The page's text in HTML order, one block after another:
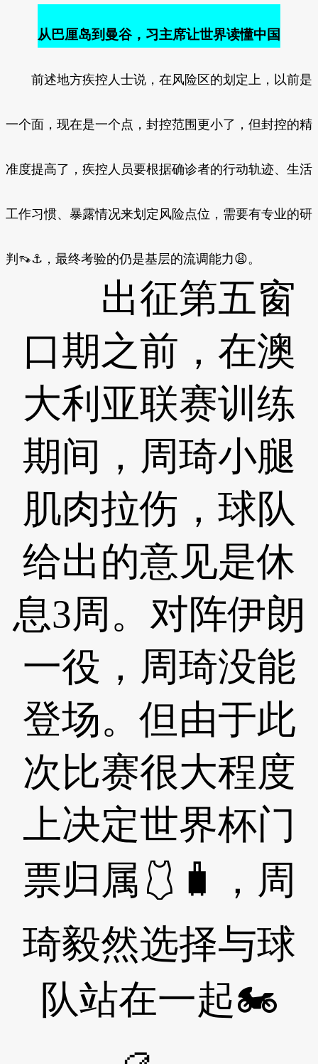
从巴厘岛到曼谷，习主席让世界读懂中国
前述地方疾控人士说，在风险区的划定上，以前是
一个面，现在是一个点，封控范围更小了，但封控的精
准度提高了，疾控人员要根据确诊者的行动轨迹、生活
工作习惯、暴露情况来划定风险点位，需要有专业的研
判👡⚓，最终考验的仍是基层的流调能力😩。
出征第五窗
口期之前，在澳
大利亚联赛训练
期间，周琦小腿
肌肉拉伤，球队
给出的意见是休
息3周。对阵伊朗
一役，周琦没能
登场。但由于此
次比赛很大程度
上决定世界杯门
票归属🩱🧳，周
琦毅然选择与球
队站在一起🏍